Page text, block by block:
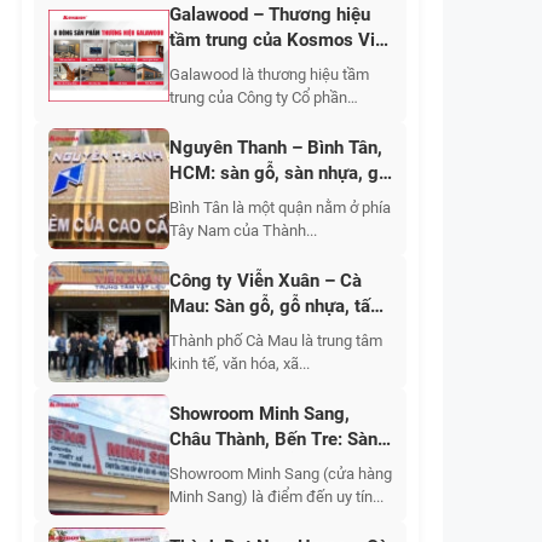
Galawood – Thương hiệu
tầm trung của Kosmos Việt
Nam
Galawood là thương hiệu tầm
trung của Công ty Cổ phần
Nguyên Thanh – Bình Tân,
HCM: sàn gỗ, sàn nhựa, gỗ
nhựa ngoài trời, tấm ốp
nhựa, tấm ốp than tre, giấy
Bình Tân là một quận nằm ở phía
Tây Nam của Thành...
Công ty Viễn Xuân – Cà
Mau: Sàn gỗ, gỗ nhựa, tấm
nhựa ốp tường, thiết kế thi
công sửa chữa nhà
Thành phố Cà Mau là trung tâm
kinh tế, văn hóa, xã...
Showroom Minh Sang,
Châu Thành, Bến Tre: Sàn
nhựa giả gỗ, gỗ nhựa ngoài
trời, tấm ốp than tre, tấm
Showroom Minh Sang (cửa hàng
Minh Sang) là điểm đến uy tín...